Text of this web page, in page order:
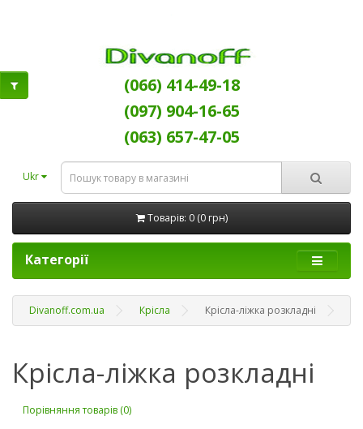
(066) 414-49-18
(097) 904-16-65
(063) 657-47-05
Ukr
Товарів: 0 (0 грн)
Категорії
Divanoff.com.ua Крісла Крісла-ліжка розкладні
Крісла-ліжка розкладні
Порівняння товарів (0)